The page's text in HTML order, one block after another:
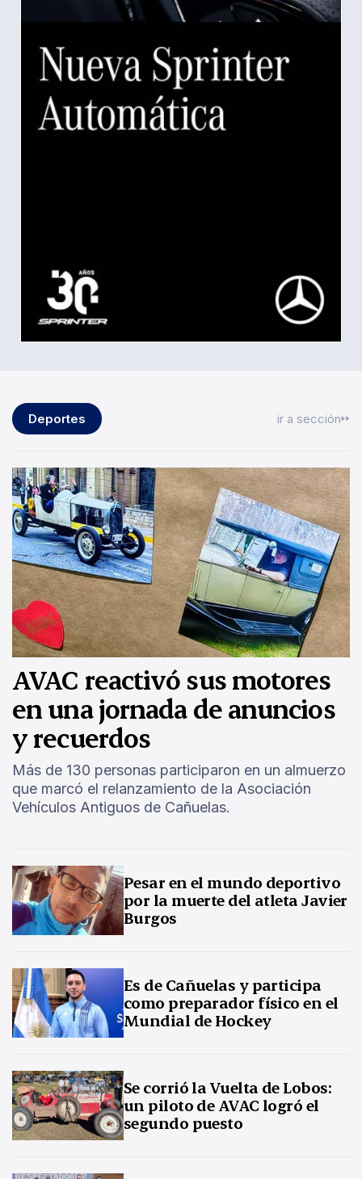
Deportes ir a sección
AVAC reactivó sus motores
en una jornada de anuncios
y recuerdos
Más de 130 personas participaron en un almuerzo
que marcó el relanzamiento de la Asociación
Vehículos Antiguos de Cañuelas.
Pesar en el mundo deportivo
por la muerte del atleta Javier
Burgos
Es de Cañuelas y participa
como preparador físico en el
Mundial de Hockey
Se corrió la Vuelta de Lobos:
un piloto de AVAC logró el
segundo puesto